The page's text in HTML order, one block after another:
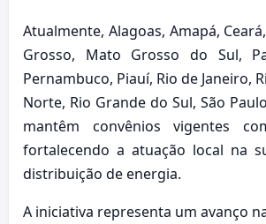
Atualmente, Alagoas, Amapá,
Grosso, Mato Grosso do Sul,
Pernambuco, Piauí, Rio de Janeiro,
Norte, Rio Grande do Sul, São
mantêm convênios vigentes
fortalecendo a atuação local na
distribuição de energia.
A iniciativa representa um avanço